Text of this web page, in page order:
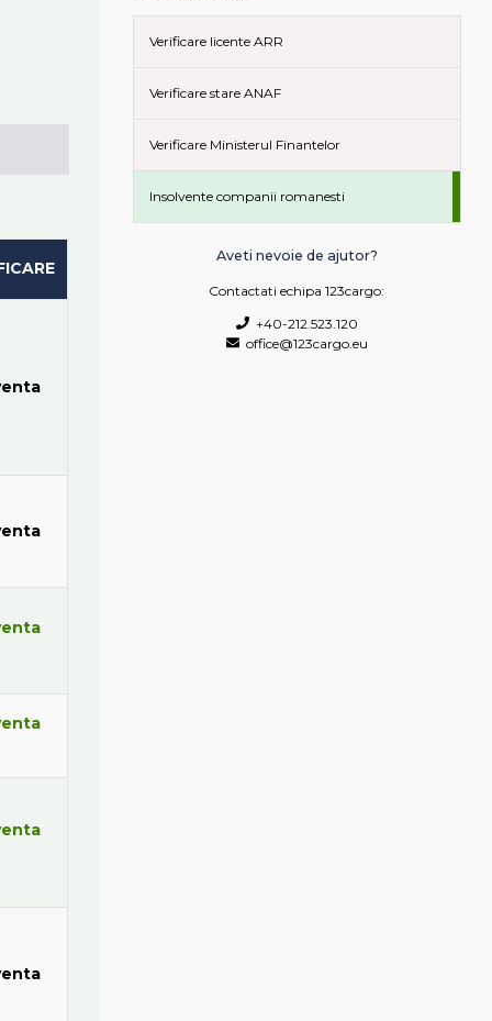
Verificare licente ARR
Verificare stare ANAF
Verificare Ministerul Finantelor
Insolvente companii romanesti
Aveti nevoie de ajutor?
Contactati echipa 123cargo:
+40-212.523.120
office@123cargo.eu